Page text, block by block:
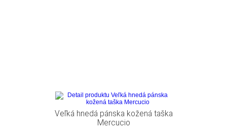
Veľká hnedá pánska kožená taška
Mercucio